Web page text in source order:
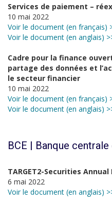
Services de paiement –
10 mai 2022
Voir le document (en français)
Voir le document (en anglais)
Cadre pour la finance
partage des données et
le secteur financier
10 mai 2022
Voir le document (en français)
Voir le document (en anglais)
BCE | Banque
TARGET2-Securities Annual
6 mai 2022
Voir le document (en anglais)